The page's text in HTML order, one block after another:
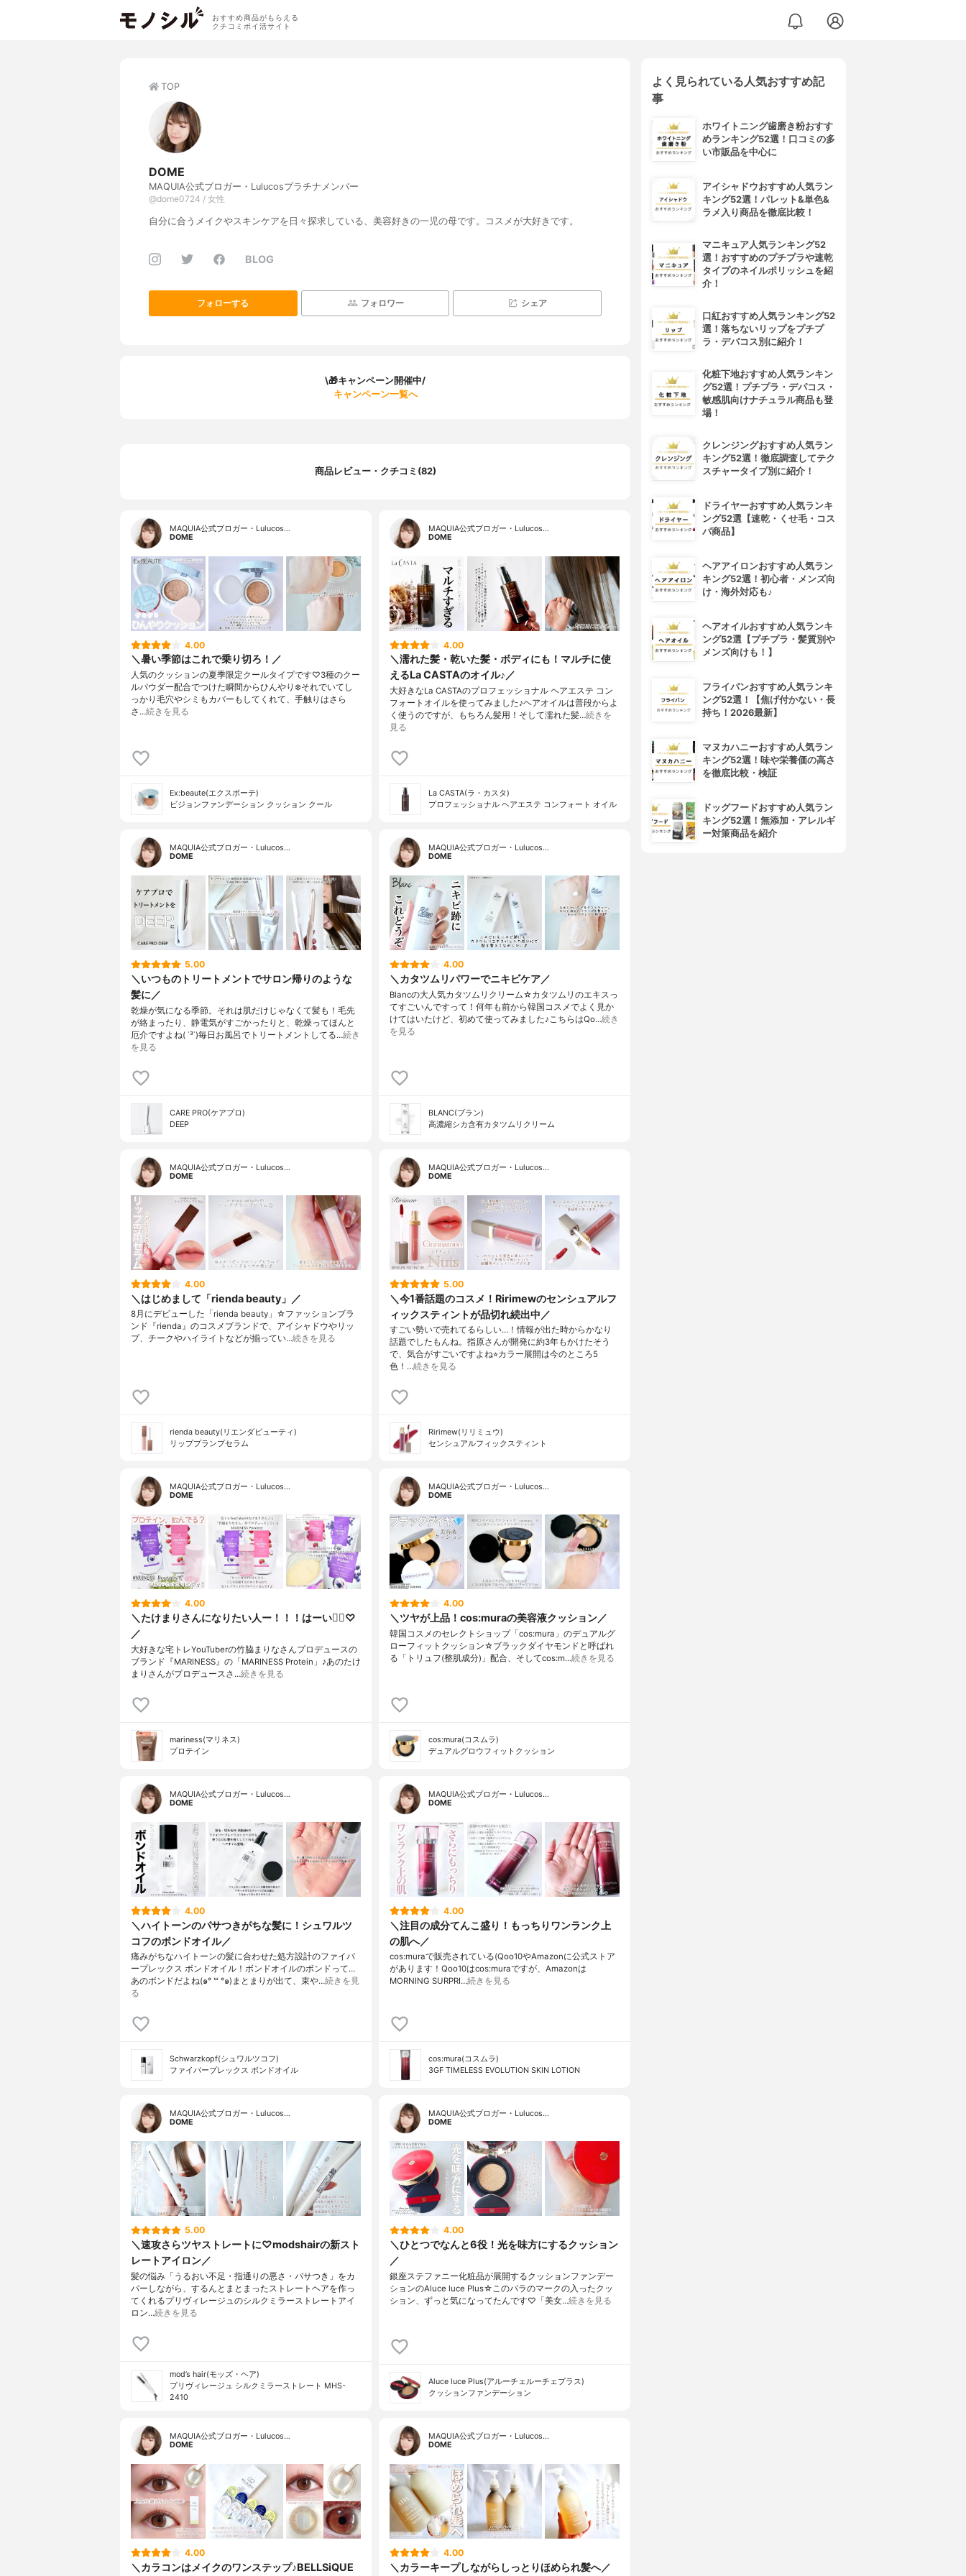
おすすめ商品がもらえる
クチコミポイ活サイト
TOP
DOME
MAQUIA公式ブロガー・Lulucosプラチナメンバー
@dome0724 / 女性
自分に合うメイクやスキンケアを日々探求している、美容好きの一児の母です。コスメが大好きです。
BLOG
フォローする フォロワー シェア
\🎁キャンペーン開催中/
キャンペーン一覧へ
商品レビュー・クチコミ(82)
MAQUIA公式ブロガー・Lulucos…
DOME
4.00
＼暑い季節はこれで乗り切ろ！／
人気のクッションの夏季限定クールタイプです♡3種のクー
ルパウダー配合でつけた瞬間からひんやり❄️それでいてし
っかり毛穴やシミもカバーもしてくれて、手触りはさら
さ…続きを見る
Ex:beaute(エクスボーテ)
ビジョンファンデーション クッション クール
MAQUIA公式ブロガー・Lulucos…
DOME
4.00
＼濡れた髪・乾いた髪・ボディにも！マルチに使
えるLa CASTAのオイル♪／
大好きなLa CASTAのプロフェッショナル ヘアエステ コン
フォートオイルを使ってみました♪ヘアオイルは普段からよ
く使うのですが、もちろん髪用！そして濡れた髪…続きを
見る
La CASTA(ラ・カスタ)
プロフェッショナル ヘアエステ コンフォート オイル
MAQUIA公式ブロガー・Lulucos…
DOME
5.00
＼いつものトリートメントでサロン帰りのような
髪に／
乾燥が気になる季節。それは肌だけじゃなくて髪も！毛先
が絡まったり、静電気がすごかったりと、乾燥ってほんと
厄介ですよね( ˙³˙)毎日お風呂でトリートメントしてる…続き
を見る
CARE PRO(ケアプロ)
DEEP
MAQUIA公式ブロガー・Lulucos…
DOME
4.00
＼カタツムリパワーでニキビケア／
Blancの大人気カタツムリクリーム☆カタツムリのエキスっ
てすごいんですって！何年も前から韓国コスメでよく見か
けてはいたけど、初めて使ってみました♪こちらはQo…続き
を見る
BLANC(ブラン)
高濃縮シカ含有カタツムリクリーム
MAQUIA公式ブロガー・Lulucos…
DOME
4.00
＼はじめまして「rienda beauty」／
8月にデビューした「rienda beauty」☆ファッションブラ
ンド『rienda』のコスメブランドで、アイシャドウやリッ
プ、チークやハイライトなどが揃ってい…続きを見る
rienda beauty(リエンダビューティ)
リッププランプセラム
MAQUIA公式ブロガー・Lulucos…
DOME
5.00
＼今1番話題のコスメ！Ririmewのセンシュアルフ
ィックスティントが品切れ続出中／
すごい勢いで売れてるらしい…！情報が出た時からかなり
話題でしたもんね。指原さんが開発に約3年もかけたそう
で、気合がすごいですよね⭐︎カラー展開は今のところ5
色！…続きを見る
Ririmew(リリミュウ)
センシュアルフィックスティント
MAQUIA公式ブロガー・Lulucos…
DOME
4.00
＼たけまりさんになりたい人ー！！！はーい🙋‍♀️♡
／
大好きな宅トレYouTuberの竹脇まりなさんプロデュースの
ブランド『MARINESS』の「MARINESS Protein」♪あのたけ
まりさんがプロデュースさ…続きを見る
mariness(マリネス)
プロテイン
MAQUIA公式ブロガー・Lulucos…
DOME
4.00
＼ツヤが上品！cos:muraの美容液クッション／
韓国コスメのセレクトショップ「cos:mura」のデュアルグ
ローフィットクッション☆ブラックダイヤモンドと呼ばれ
る「トリュフ(整肌成分)」配合、そしてcos:m…続きを見る
cos:mura(コスムラ)
デュアルグロウフィットクッション
MAQUIA公式ブロガー・Lulucos…
DOME
4.00
＼ハイトーンのパサつきがちな髪に！シュワルツ
コフのボンドオイル／
痛みがちなハイトーンの髪に合わせた処方設計のファイバ
ープレックス ボンドオイル！ボンドオイルのボンドって…
あのボンドだよね(๑° ꒳ °๑)まとまりが出て、束や…続きを見
る
Schwarzkopf(シュワルツコフ)
ファイバープレックス ボンドオイル
MAQUIA公式ブロガー・Lulucos…
DOME
4.00
＼注目の成分てんこ盛り！もっちりワンランク上
の肌へ／
cos:muraで販売されている(Qoo10やAmazonに公式ストア
があります！Qoo10はcos:muraですが、Amazonは
MORNING SURPRI…続きを見る
cos:mura(コスムラ)
3GF TIMELESS EVOLUTION SKIN LOTION
MAQUIA公式ブロガー・Lulucos…
DOME
5.00
＼速攻さらツヤストレートに♡modshairの新スト
レートアイロン／
髪の悩み「うるおい不足・指通りの悪さ・パサつき」をカ
バーしながら、するんとまとまったストレートヘアを作っ
てくれるプリヴィレージュのシルクミラーストレートアイ
ロン…続きを見る
mod’s hair(モッズ・ヘア)
プリヴィレージュ シルクミラーストレート MHS-
2410
MAQUIA公式ブロガー・Lulucos…
DOME
4.00
＼ひとつでなんと6役！光を味方にするクッション
／
銀座ステファニー化粧品が展開するクッションファンデー
ションのAluce luce Plus☆このバラのマークの入ったクッ
ション、ずっと気になってたんです♡「美女…続きを見る
Aluce luce Plus(アルーチェルーチェプラス)
クッションファンデーション
MAQUIA公式ブロガー・Lulucos…
DOME
4.00
＼カラコンはメイクのワンステップ♪BELLSiQUE
MAQUIA公式ブロガー・Lulucos…
DOME
4.00
＼カラーキープしながらしっとりほめられ髪へ／
よく見られている人気おすすめ記
事
ホワイトニング歯磨き粉おすす
めランキング52選！口コミの多
い市販品を中心に
アイシャドウおすすめ人気ラン
キング52選！パレット&単色&
ラメ入り商品を徹底比較！
マニキュア人気ランキング52
選！おすすめのプチプラや速乾
タイプのネイルポリッシュを紹
介！
口紅おすすめ人気ランキング52
選！落ちないリップをプチプ
ラ・デパコス別に紹介！
化粧下地おすすめ人気ランキン
グ52選！プチプラ・デパコス・
敏感肌向けナチュラル商品も登
場！
クレンジングおすすめ人気ラン
キング52選！徹底調査してテク
スチャータイプ別に紹介！
ドライヤーおすすめ人気ランキ
ング52選【速乾・くせ毛・コス
パ商品】
ヘアアイロンおすすめ人気ラン
キング52選！初心者・メンズ向
け・海外対応も♪
ヘアオイルおすすめ人気ランキ
ング52選【プチプラ・髪質別や
メンズ向けも！】
フライパンおすすめ人気ランキ
ング52選！【焦げ付かない・長
持ち！2026最新】
マヌカハニーおすすめ人気ラン
キング52選！味や栄養価の高さ
を徹底比較・検証
ドッグフードおすすめ人気ラン
キング52選！無添加・アレルギ
ー対策商品を紹介